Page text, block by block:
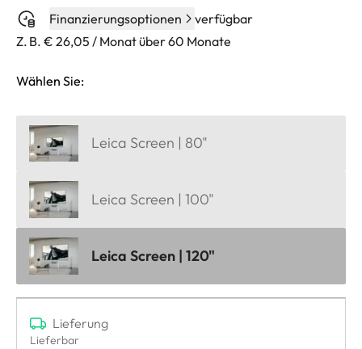
Finanzierungsoptionen
verfügbar
Z. B. € 26,05 / Monat über 60 Monate
Wählen Sie:
Leica Screen | 80"
Leica Screen | 100"
Leica Screen | 120"
Lieferung
Lieferbar